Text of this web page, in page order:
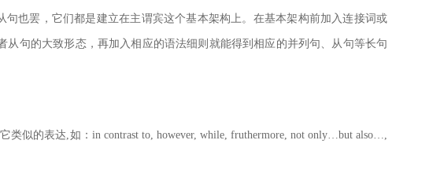
也罢，它们都是建立在主谓宾这个基本架构上。在基本架构前加入连接词或
从句的大致形态，再加入相应的语法细则就能得到相应的并列句、从句等长句
类似的表达,如：in contrast to, however, while, fruthermore, not only…but also…,